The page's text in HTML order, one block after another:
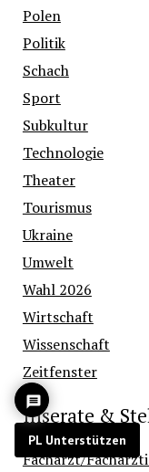
Polen
Politik
Schach
Sport
Subkultur
Technologie
Theater
Tourismus
Ukraine
Umwelt
Wahl 2026
Wirtschaft
Wissenschaft
Zeitfenster
Inserate &
Facharzt/
PL Unterstützen